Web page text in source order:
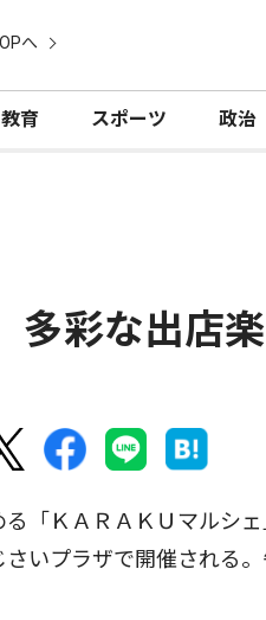
へ
教育 スポーツ 政治
多彩な出店
「ＫＡＲＡＫＵマルシェ
いプラザで開催される